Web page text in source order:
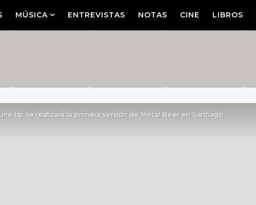
MÚSICA ENTREVISTAS NOTAS CINE LIBROS
Up se realizará la primera versión de Metal Beer en Santiago